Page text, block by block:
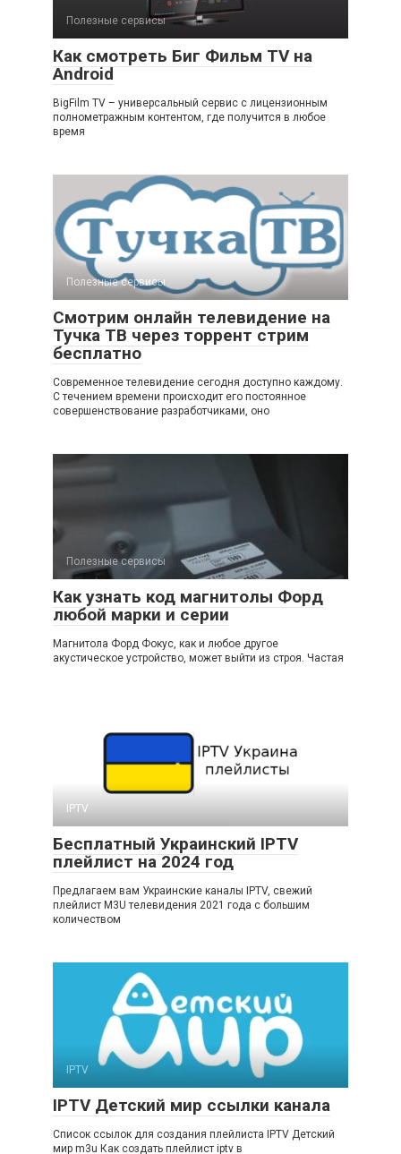
Полезные сервисы
Как смотреть Биг Фильм TV на
Android
BigFilm TV – универсальный сервис с лицензионным
полнометражным контентом, где получится в любое
время
Полезные сервисы
Смотрим онлайн телевидение на
Тучка ТВ через торрент стрим
бесплатно
Современное телевидение сегодня доступно каждому.
С течением времени происходит его постоянное
совершенствование разработчиками, оно
Полезные сервисы
Как узнать код магнитолы Форд
любой марки и серии
Магнитола Форд Фокус, как и любое другое
акустическое устройство, может выйти из строя. Частая
IPTV
Бесплатный Украинский IPTV
плейлист на 2024 год
Предлагаем вам Украинские каналы IPTV, свежий
плейлист M3U телевидения 2021 года с большим
количеством
IPTV
IPTV Детский мир ссылки канала
Список ссылок для создания плейлиста IPTV Детский
мир m3u Как создать плейлист iptv в